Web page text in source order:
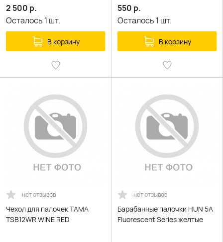
2 500 р.
Осталось 1 шт.
В корзину
550 р.
Осталось 1 шт.
В корзину
нет отзывов
Чехол для палочек TAMA
TSB12WR WINE RED
нет отзывов
Барабанные палочки HUN 5A
Fluorescent Series желтые